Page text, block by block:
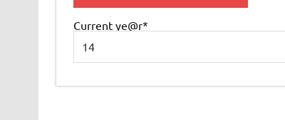
Current ye@r*